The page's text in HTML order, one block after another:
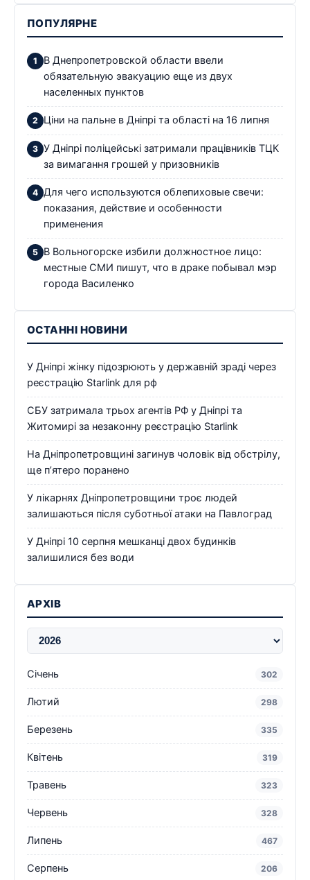
ПОПУЛЯРНЕ
В Днепропетровской области ввели
обязательную эвакуацию еще из двух
населенных пунктов
Ціни на пальне в Дніпрі та області на 16 липня
У Дніпрі поліцейські затримали працівників ТЦК
за вимагання грошей у призовників
Для чего используются облепиховые свечи:
показания, действие и особенности
применения
В Вольногорске избили должностное лицо:
местные СМИ пишут, что в драке побывал мэр
города Василенко
ОСТАННІ НОВИНИ
У Дніпрі жінку підозрюють у державній зраді через
реєстрацію Starlink для рф
СБУ затримала трьох агентів РФ у Дніпрі та
Житомирі за незаконну реєстрацію Starlink
На Дніпропетровщині загинув чоловік від обстрілу,
ще п’ятеро поранено
У лікарнях Дніпропетровщини троє людей
залишаються після суботньої атаки на Павлоград
У Дніпрі 10 серпня мешканці двох будинків
залишилися без води
АРХІВ
Січень 302
Лютий 298
Березень 335
Квітень 319
Травень 323
Червень 328
Липень 467
Серпень 206